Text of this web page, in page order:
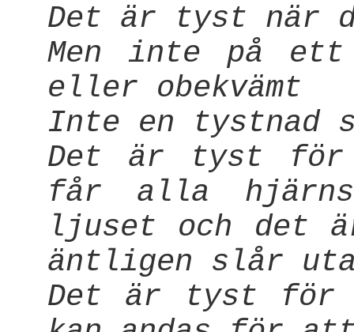
Det är tyst när
Men inte på
eller obekvämt
Inte en tystnad
Det är tyst
får alla
ljuset och det
äntligen slår
Det är tyst för